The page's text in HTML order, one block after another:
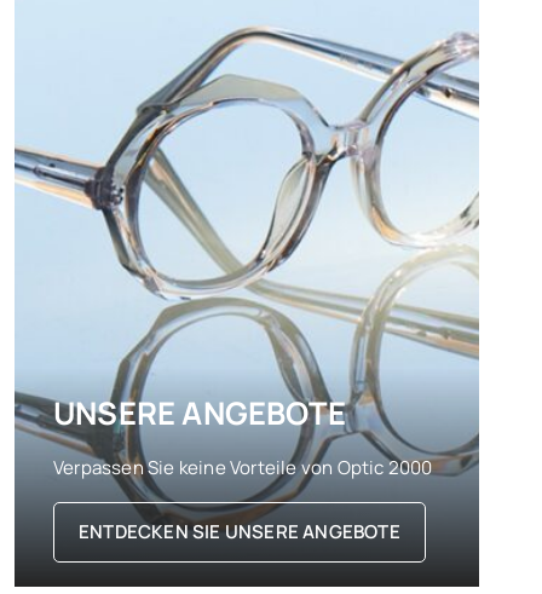
UNSERE ANGEBOTE
Verpassen Sie keine Vorteile von Optic 2000
ENTDECKEN SIE UNSERE ANGEBOTE